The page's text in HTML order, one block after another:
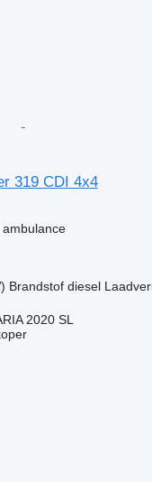
319 CDI 4x4
Brandstof diesel
2020 SL